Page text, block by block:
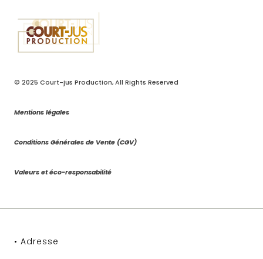
© 2025 Court-jus Production, All Rights Reserved
Mentions légales
Conditions Générales de Vente (CGV)
Valeurs et éco-responsabilité
• Adresse